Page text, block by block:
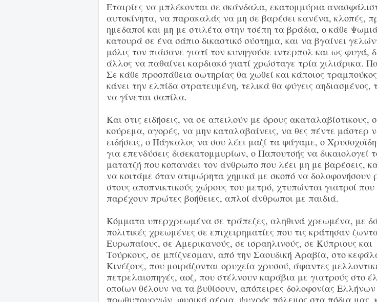
Εταιρίες να μπλέκονται σε σκάνδαλα, εκατομμύρια
αυτοκίνητα, να παρακαλάς να μη σε βαρέσει κανένα, κλοπές,
ημεδαποί και μη με στιλέτα στην τσέπη τα βράδια, ο κάθε
κατουρά σε ένα σάπιο δικαστικό σύστημα, και να βγαίνει
μόλις τον πιάσανε γιατί τον κυνηγούσε ιντερπολ και ως φυγά,
άλλος να παθαίνει καρδιακό γιατί χρώσταγε τρία χιλιάρικα.
Σε κάθε προσπάθεια σωτηρίας θα χωθεί και κάποιος
κάνει την ελπίδα στρατευμένη, τελικά θα φύγεις αηδιασμένος,
να γίνεται σαπίλα.
Και στις ειδήσεις, να σε απειλούν με όρους ακαταλαβίστικους,
κούρεμα, αγορές, να μην καταλαβαίνεις, να θες πέντε μάστερ
ειδήσεις, ο Πάγκαλος να σου λέει μαζί τα φάγαμε, ο
για επενδύσεις δισεκατομμυρίων, ο Παπουτσής να δικαιολογεί
ματατζή που κοπανάει τον άνθρωπο που λέει μη με βαρέσεις,
να κοιτάμε όταν ατιμώρητα χημικά με σκοπό να δολοφονήσουν
στους αποπνικτικούς χώρους του μετρό, χτυπώνται γιατροί που
παρέχουν πρώτες βοήθειες, απλοί άνθρωποι με παιδιά.
Κόμματα υπερχρεωμένα σε τράπεζες, αληθινά χρεωμένα, με
πολιτικές χρεωμένες σε επιχειρηματίες που τις κράτησαν
Ευρωπαίους, σε Αμερικανούς, σε ισραηλινούς, σε Κύπριους και
Τούρκους, σε μπίζνεσμαν, από την Σαουδική Αραβία, στο
Κινέζους, που μοιράζονται ορυχεία χρυσού, άφαντες
πετρελαιοπηγές, αοζ, που στέλνουν καράβια με γιατρούς στο
οποίων θέλουν να τα βυθίσουν, απόπειρες δολοφονίας Ελλήνων
πρωθυπουργών, φυσικά αέρια, ψυχρός πόλεμος στα πόδια μας,